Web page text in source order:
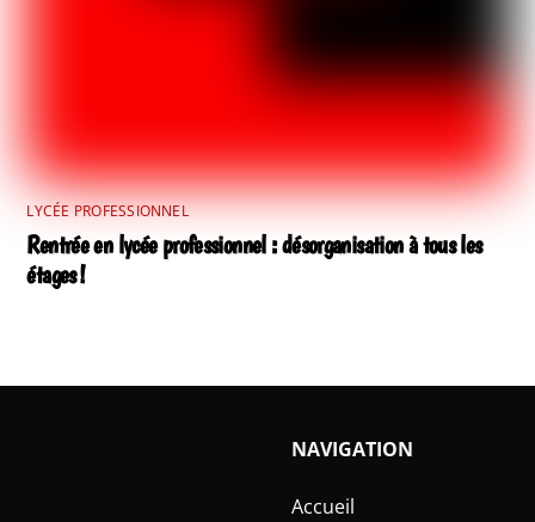
LYCÉE PROFESSIONNEL
Rentrée en lycée professionnel : désorganisation à tous les
étages !
NAVIGATION
Accueil